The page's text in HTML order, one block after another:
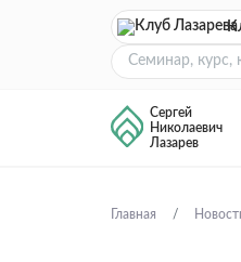
Сергей
Николаевич
Лазарев
Главная